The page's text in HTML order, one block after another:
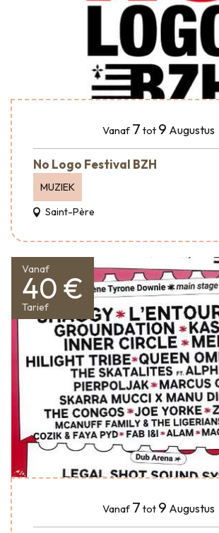
Vanaf 7 tot 9 Augustus
No Logo Festival BZH
MUZIEK
Saint-Père
Vanaf
40 €
Tarief
Vanaf 7 tot 9 Augustus